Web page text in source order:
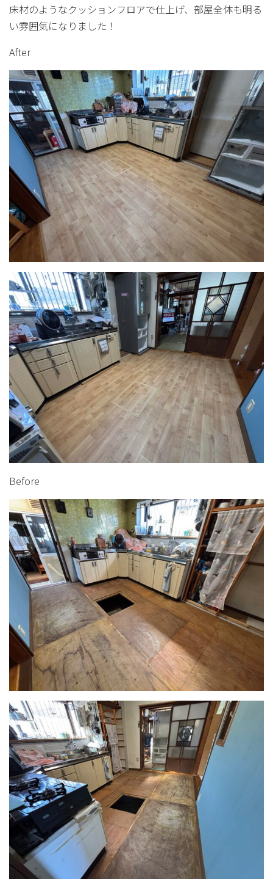
床材のようなクッションフロアで仕上げ、部屋全体も明る
い雰囲気になりました！
After
Before